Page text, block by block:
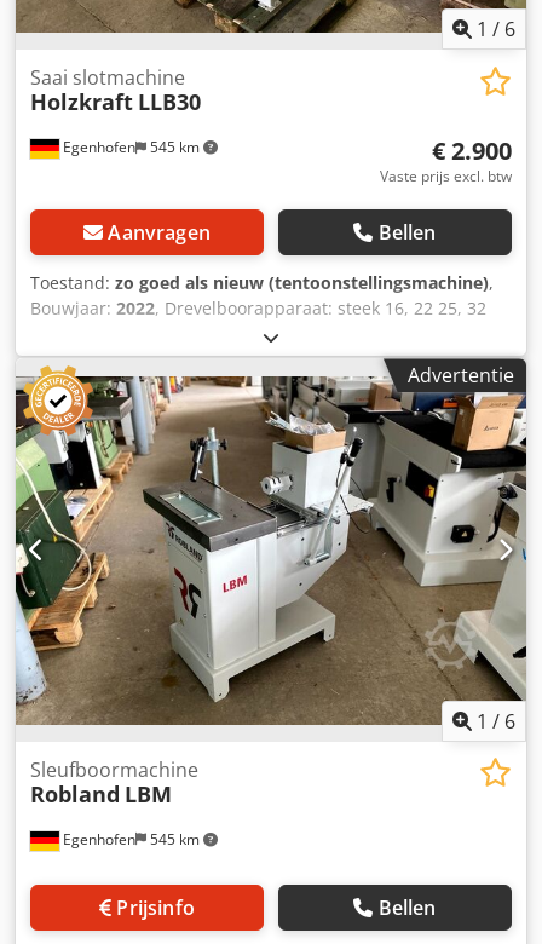
1 / 6
Egenhofen 545 km
Saai slotmachine
Holzkraft LLB30
€ 2.900
Vaste prijs excl. btw
Aanvragen Bellen
Toestand: zo goed als nieuw (tentoonstellingsmachine),
Bouwjaar: 2022, Drevelboorapparaat: steek 16, 22 25, 32
Boordiepte: 150 mm Sleuflengte: 250 mm
Hoogteverstelbereik: 145 mm Motorvermogen: 1,5 kW
Snelheid: 3000 rpm Dwsdpfxegzlq Es Aftea
Zuigaansluiting: 100 mm Machinelengte: 1280 mm Breedte
machine: 960 mm Gewicht: 160 kg
Advertentie
1 / 6
Egenhofen 545 km
Sleufboormachine
Robland LBM
Prijsinfo Bellen